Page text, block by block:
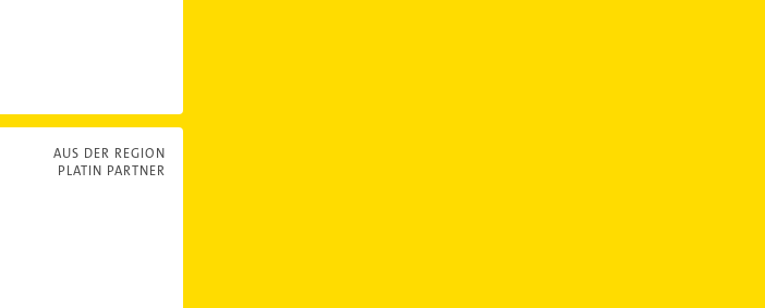
AUS DER REGION
PLATIN PARTNER